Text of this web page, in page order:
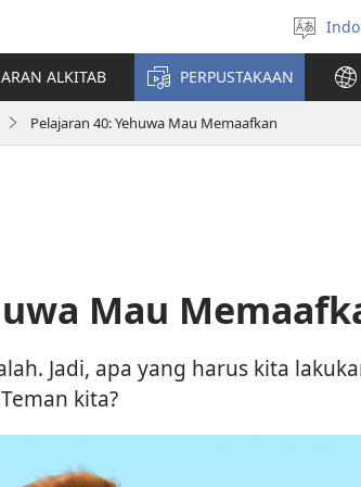
ALKITAB
PERPUSTAKAAN
Pelajaran 40: Yehuwa Mau Memaafkan
Mau
Jadi, apa yang harus kita
kita?